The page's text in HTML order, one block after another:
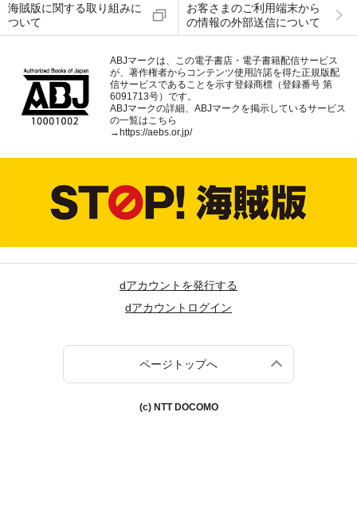
海賊版に関する取り組みに
ついて
お客さまのご利用端末から
の情報の外部送信について
ABJマークは、この電子書店・電子書籍配信サービス
が、著作権者からコンテンツ使用許諾を得た正規版配
信サービスであることを示す登録商標（登録番号 第
6091713号）です。
ABJマークの詳細、ABJマークを掲示しているサービス
の一覧はこちら
→https://aebs.or.jp/
dアカウントを発行する
dアカウントログイン
ページトップへ
(c) NTT DOCOMO